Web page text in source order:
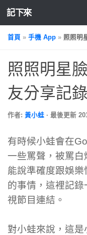
記下來
首頁 » 手機 App » 照照明
照照明星
友分享記錄
作者: 黃小蛙 · 最後更新
有時候小蛙會在
一些罵聲，被罵
能說準確度跟娛
的事情，這裡記
視節目連結。
對小蛙來說，這